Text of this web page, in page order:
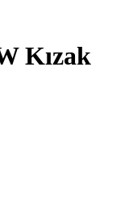
Kızak